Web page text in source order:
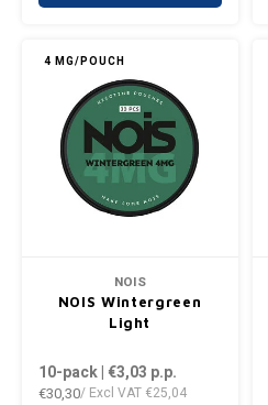
4 MG/POUCH
NOIS
NOIS Wintergreen
Light
10-pack | €3,03 p.p.
€30,30/ Excl VAT €25,04